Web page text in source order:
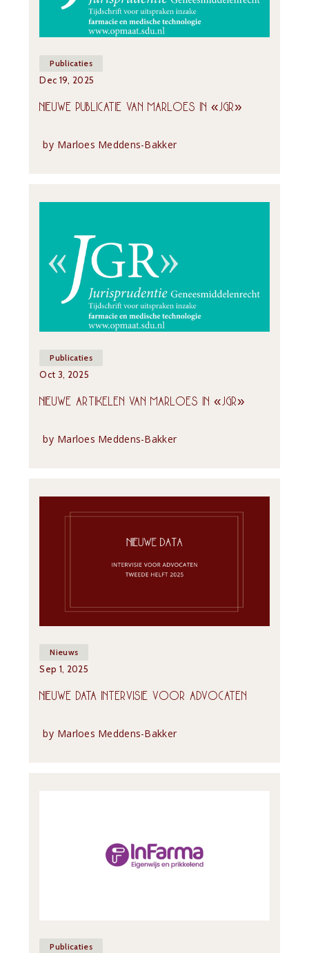
Publicaties
Dec 19, 2025
NIEUWE PUBLICATIE VAN MARLOES IN «JGR»
by Marloes Meddens-Bakker
Publicaties
Oct 3, 2025
NIEUWE ARTIKELEN VAN MARLOES IN «JGR»
by Marloes Meddens-Bakker
Nieuws
Sep 1, 2025
NIEUWE DATA INTERVISIE VOOR ADVOCATEN
by Marloes Meddens-Bakker
Publicaties